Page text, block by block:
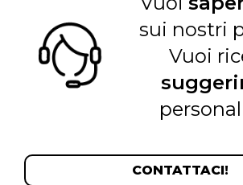
sui nostri
Vuoi
CONTATTACI!